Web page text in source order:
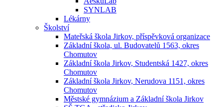
SYNLAB
Lékárny
Školství
Mateřská škola Jirkov, příspěvková organizace
Základní škola, ul. Budovatelů 1563, okres
Chomutov
Základní škola Jirkov, Studentská 1427, okres
Chomutov
Základní škola Jirkov, Nerudova 1151, okres
Chomutov
Městské gymnázium a Základní škola Jirkov